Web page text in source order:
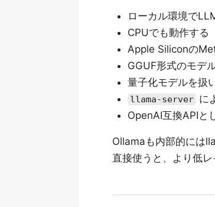
ローカル環境で
CPUでも動作する
Apple Siliconの
GGUF形式のモデ
量子化モデルを扱
llama-server に
OpenAI互換APIと
Ollamaも内部的には
直接使うと、より低